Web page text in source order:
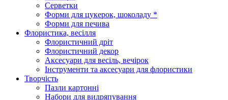
Серветки
Форми для цукерок, шоколаду *
Форми для печива
Флористика, весілля
Флористичний дріт
Флористичний декор
Аксесуари для весіль, вечірок
Інструменти та аксесуари для флористики
Творчість
Пазли картонні
Набори для видряпування